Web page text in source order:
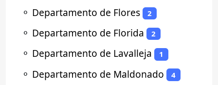
⚬ Departamento de Flores 2
⚬ Departamento de Florida 2
⚬ Departamento de Lavalleja 1
⚬ Departamento de Maldonado 4